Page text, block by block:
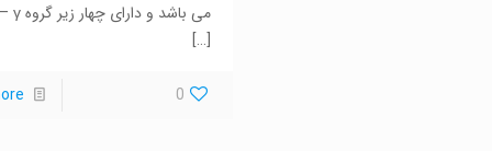
می باشد و دارای چهار زیر گروه α – β – γ
[…]
0